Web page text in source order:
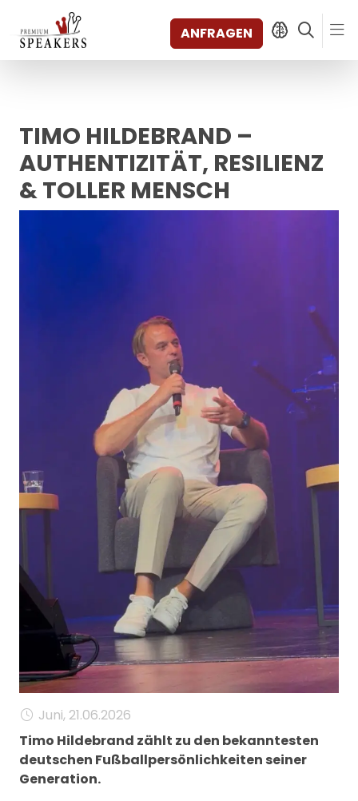
ANFRAGEN
SPEAKERS
THEMEN
ENTDECKEN
SHORTS
VIDEOS
KONTAKT & STANDORTE
TIMO HILDEBRAND –
AUTHENTIZITÄT, RESILIENZ
& TOLLER MENSCH
Juni, 21.06.2026
Timo Hildebrand zählt zu den bekanntesten
deutschen Fußballpersönlichkeiten seiner
Generation.